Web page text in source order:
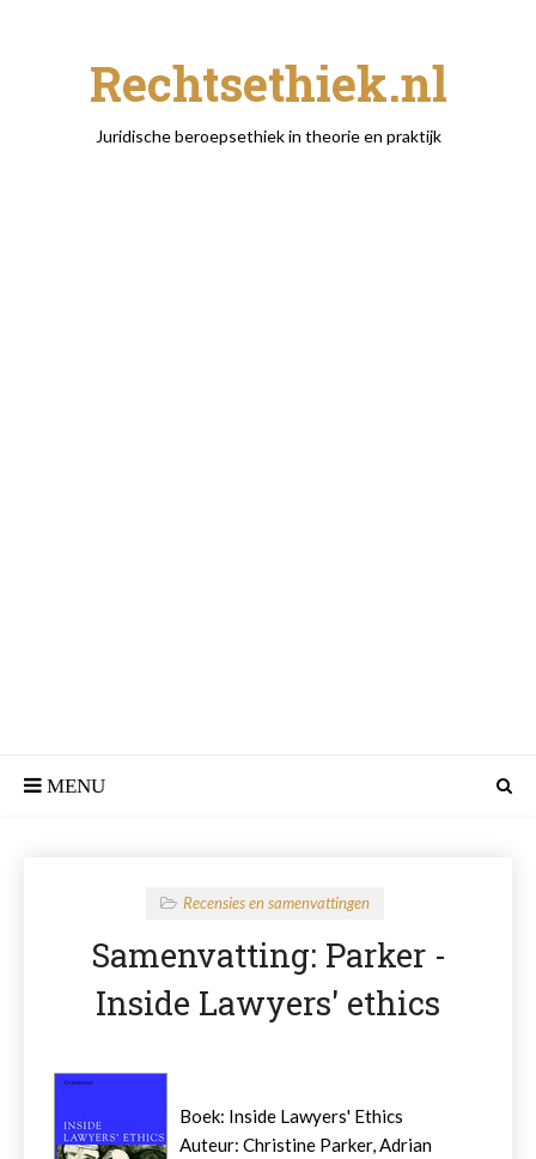
Rechtsethiek.nl
Juridische beroepsethiek in theorie en praktijk
Recensies en samenvattingen
Samenvatting: Parker -
Inside Lawyers' ethics
Boek: Inside Lawyers' Ethics
Auteur: Christine Parker, Adrian